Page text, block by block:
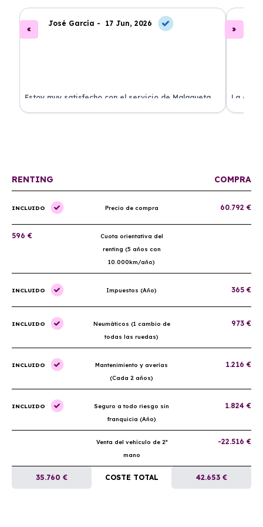
José García - 17 Jun, 2026
Estoy muy satisfecho con el servicio de Malagueta
Renting. El coche llegó en perfectas condiciones y el
La
ha
RENTING COMPRA
INCLUIDO Precio de compra 60.792 €
596 €
Cuota orientativa del
renting (5 años con
10.000km/año)
INCLUIDO Impuestos (Año) 365 €
INCLUIDO
Neumáticos (1 cambio de
todas las ruedas)
973 €
INCLUIDO
Mantenimiento y averías
(Cada 2 años)
1.216 €
INCLUIDO
Seguro a todo riesgo sin
franquicia (Año)
1.824 €
Venta del vehículo de 2ª
mano
-22.516 €
35.760 € COSTE TOTAL 42.653 €